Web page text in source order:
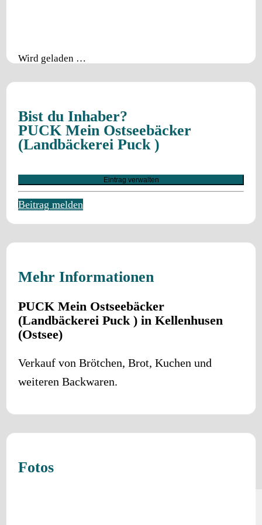
Wird geladen …
Bist du Inhaber?
PUCK Mein Ostseebäcker
(Landbäckerei Puck )
Eintrag verwalten
Beitrag melden
Mehr Informationen
PUCK Mein Ostseebäcker
(Landbäckerei Puck ) in Kellenhusen
(Ostsee)
Verkauf von Brötchen, Brot, Kuchen und
weiteren Backwaren.
Fotos